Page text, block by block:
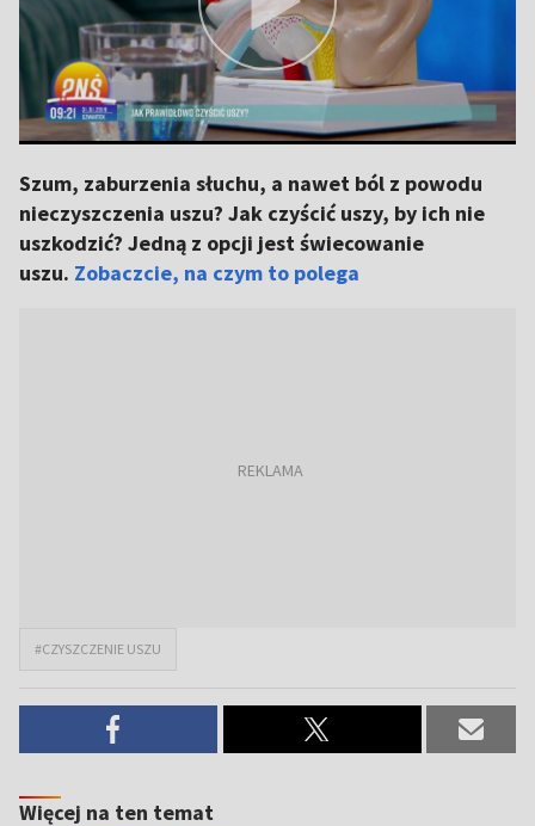
Szum, zaburzenia słuchu, a nawet ból z powodu
nieczyszczenia uszu? Jak czyścić uszy, by ich nie
uszkodzić? Jedną z opcji jest świecowanie
uszu. Zobaczcie, na czym to polega
#CZYSZCZENIE USZU
Więcej na ten temat